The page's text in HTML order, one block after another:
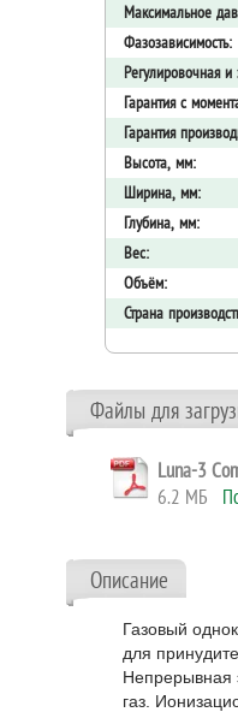
Максимальное
Фазозависимость:
Регулировочная
Гарантия с
Гарантия
Высота, мм:
Ширина, мм:
Глубина, мм:
Вес:
Объём:
Страна
Файлы для
Luna-3
6.2 МБ
Описание
Газовый
для
Непрерывная
газ.